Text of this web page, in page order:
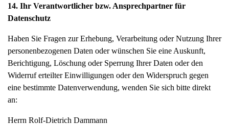
14. Ihr Verantwortlicher bzw. Ansprechpartner für
Datenschutz
Haben Sie Fragen zur Erhebung, Verarbeitung oder Nutzung Ihrer
personenbezogenen Daten oder wünschen Sie eine Auskunft,
Berichtigung, Löschung oder Sperrung Ihrer Daten oder den
Widerruf erteilter Einwilligungen oder den Widerspruch gegen
eine bestimmte Datenverwendung, wenden Sie sich bitte direkt
an:
Herrn Rolf-Dietrich Dammann